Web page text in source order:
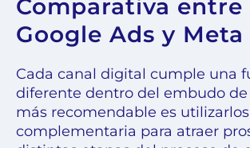
Comparativa entre
Google Ads y Meta
Cada canal digital cumple una
diferente dentro del embudo de
más recomendable es
complementaria para atraer